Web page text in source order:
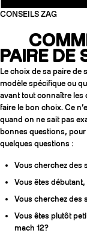
CONSEILS ZAG
PAIRE DE
Le choix de sa paire de
modèle spécifique ou
avant tout connaître les
faire le bon choix. Ce
quand on ne sait pas
bonnes questions,
quelques questions :
Vous cherchez des
Vous êtes
Vous cherchez des
Vous êtes plutôt
mach 12?